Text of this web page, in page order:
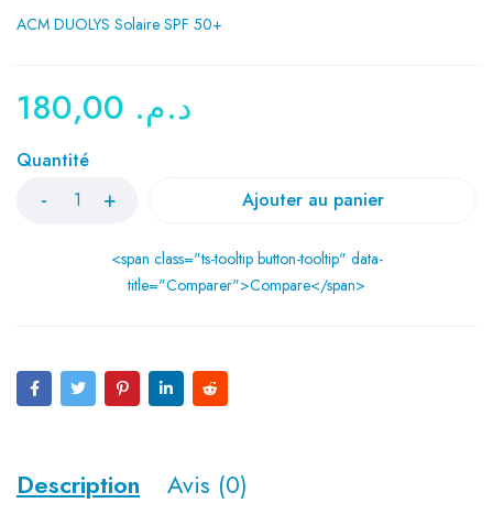
ACM DUOLYS Solaire SPF 50+
د.م.
Quantité
Ajouter au panier
<span class="ts-tooltip button-tooltip" data-
title="Comparer">Compare</span>
Description Avis (0)